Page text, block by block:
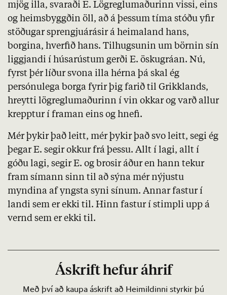
mjög illa, svaraði E. Lögreglumaðurinn vissi, eins
og heimsbyggðin öll, að á þessum tíma stóðu yfir
stöðugar sprengjuárásir á heimaland hans,
borgina, hverfið hans. Tilhugsunin um börnin sín
liggjandi í húsarústum gerði E. öskugráan. Nú,
fyrst þér líður svona illa hérna þá skal ég
persónulega borga fyrir þig farið til Grikklands,
hreytti lögreglumaðurinn í vin okkar og varð allur
krepptur í framan eins og hnefi.
Mér þykir það leitt, mér þykir það svo leitt, segi ég
þegar E. segir okkur frá þessu. Allt í lagi, allt í
góðu lagi, segir E. og brosir áður en hann tekur
fram símann sinn til að sýna mér nýjustu
myndina af yngsta syni sínum. Annar fastur í
landi sem er ekki til. Hinn fastur í stimpli upp á
vernd sem er ekki til.
Áskrift hefur áhrif
Með því að kaupa áskrift að Heimildinni styrkir þú